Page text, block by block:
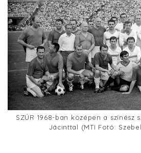
SZÚR 1968-ban középen a színész
Jácinttal (MTI Fotó: